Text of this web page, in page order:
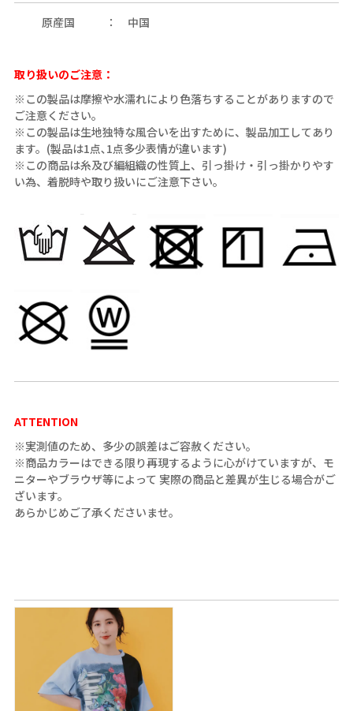
原産国 中国
取り扱いのご注意：
※この製品は摩擦や水濡れにより色落ちすることがありますので
ご注意ください。
※この製品は生地独特な風合いを出すために、製品加工してあり
ます。(製品は1点､1点多少表情が違います)
※この商品は糸及び編組織の性質上、引っ掛け・引っ掛かりやす
い為、着脱時や取り扱いにご注意下さい。
ATTENTION
※実測値のため、多少の誤差はご容赦ください。
※商品カラーはできる限り再現するように心がけていますが、モ
ニターやブラウザ等によって 実際の商品と差異が生じる場合がご
ざいます。
あらかじめご了承くださいませ。